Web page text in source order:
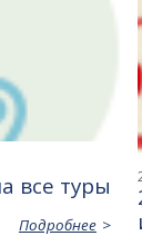
все туры
Подробнее